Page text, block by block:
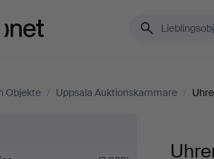
Objekte / Uppsala Auktionskammare /